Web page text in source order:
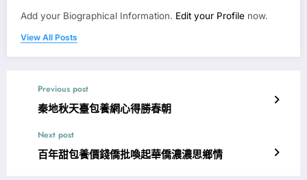
Add your Biographical Information. Edit your Profile now.
View All Posts
Previous post
秦地秋天臺包養網心得勝春朝
Next post
百年甜包養價錢僑批喚起華僑濃濃思鄉情